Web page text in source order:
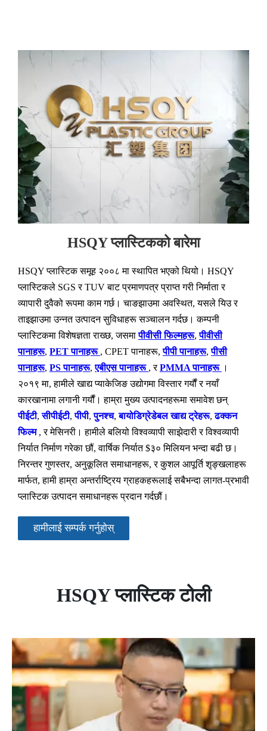
HSQY प्लास्टिकको बारेमा
HSQY प्लास्टिक समूह २००८ मा स्थापित भएको थियो। HSQY
प्लास्टिकले SGS र TUV बाट प्रमाणपत्र प्राप्त गरी निर्माता र
व्यापारी दुवैको रूपमा काम गर्छ। चाङझाउमा अवस्थित, यसले यिउ र
ताइझाउमा उन्नत उत्पादन सुविधाहरू सञ्चालन गर्दछ। कम्पनी
प्लास्टिकमा विशेषज्ञता राख्छ, जसमापीवीसी फिल्महरू,पीवीसी
पानाहरू, PET पानाहरू , CPET पानाहरू,पीपी पानाहरू,पीसी
पानाहरू, PS पानाहरू,एबीएस पानाहरू , रPMMA पानाहरू ।
२०१९ मा, हामीले खाद्य प्याकेजिङ उद्योगमा विस्तार गर्यौं र नयाँ
कारखानामा लगानी गर्यौं। हाम्रा मुख्य उत्पादनहरूमा समावेश छन्
पीईटी,सीपीईटी,पीपी,पुनश्च,बायोडिग्रेडेबल खाद्य ट्रेहरू,ढक्कन
फिल्म, र मेसिनरी। हामीले बलियो विश्वव्यापी साझेदारी र विश्वव्यापी
निर्यात निर्माण गरेका छौं, वार्षिक निर्यात $३० मिलियन भन्दा बढी छ।
निरन्तर गुणस्तर, अनुकूलित समाधानहरू, र कुशल आपूर्ति शृङ्खलाहरू
मार्फत, हामी हाम्रा अन्तर्राष्ट्रिय ग्राहकहरूलाई सबैभन्दा लागत-प्रभावी
प्लास्टिक उत्पादन समाधानहरू प्रदान गर्दछौं।
हामीलाई सम्पर्क गर्नुहोस्
HSQY प्लास्टिक टोली